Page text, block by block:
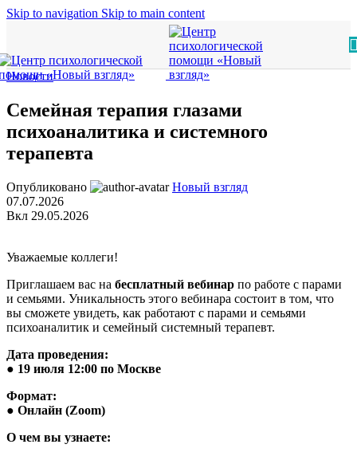
Skip to navigation Skip to main content
Новости
Семейная терапия глазами
психоаналитика и системного
терапевта
Опубликовано
Новый взгляд
07.07.2026
Вкл 29.05.2026
Уважаемые коллеги!
Приглашаем вас на бесплатный вебинар по работе с парами
и семьями. Уникальность этого вебинара состоит в том, что
вы сможете увидеть, как работают с парами и семьями
психоаналитик и семейный системный терапевт.
Дата проведения:
● 19 июля 12:00 по Москве
Формат:
● Онлайн (Zoom)
О чем вы узнаете: